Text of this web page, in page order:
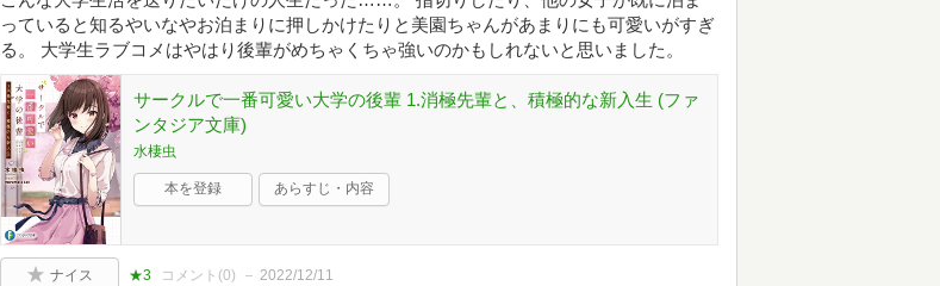
っていると知るやいなやお泊まりに押しかけたりと美園ちゃんがあまりにも可愛いがすぎ
る。 大学生ラブコメはやはり後輩がめちゃくちゃ強いのかもしれないと思いました。
サークルで一番可愛い大学の後輩 1.消極先輩と、積極的な新入生 (ファ
ンタジア文庫)
水棲虫
本を登録 あらすじ・内容
ナイス ★3 コメント(0) 2022/12/11